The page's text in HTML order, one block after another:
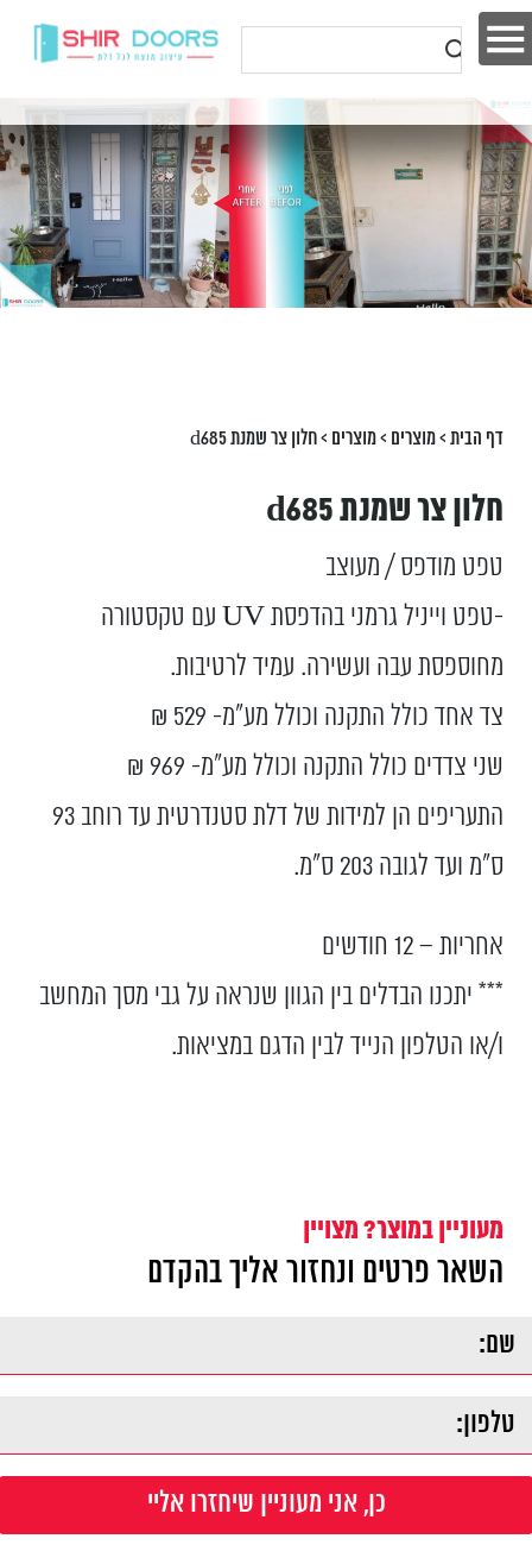
דף הבית>מוצרים >מוצרים >חלון צר שמנת d685
חלון צר שמנת d685
טפט מודפס / מעוצב
-טפט וייניל גרמני בהדפסת UV עם טקסטורה
מחוספסת עבה ועשירה. עמיד לרטיבות.
צד אחד כולל התקנה וכולל מע”מ- 529 ₪
שני צדדים כולל התקנה וכולל מע”מ- 969 ₪
התעריפים הן למידות של דלת סטנדרטית עד רוחב 93
ס”מ ועד לגובה 203 ס”מ.
אחריות – 12 חודשים
*** יתכנו הבדלים בין הגוון שנראה על גבי מסך המחשב
ו/או הטלפון הנייד לבין הדגם במציאות.
מעוניין במוצר? מצויין
השאר פרטים ונחזור אליך בהקדם